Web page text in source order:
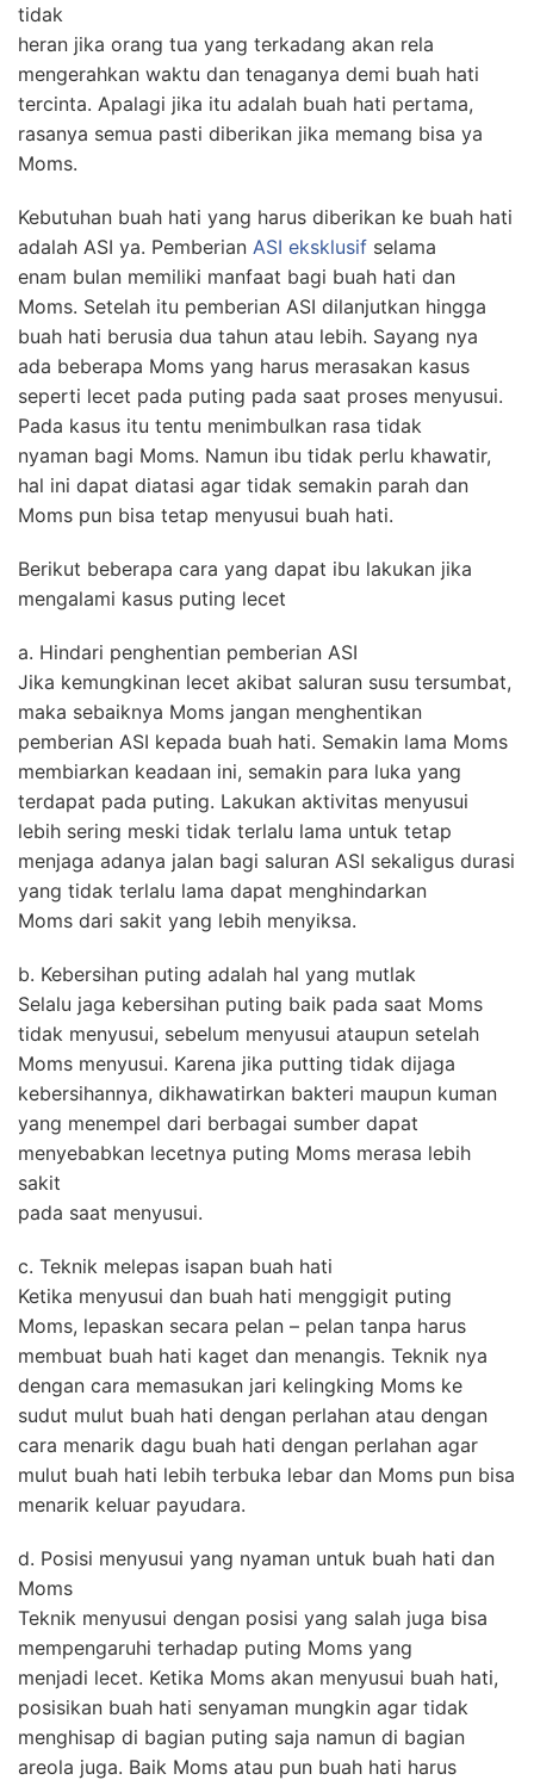
tidak
heran jika orang tua yang terkadang akan rela
mengerahkan waktu dan tenaganya demi buah hati
tercinta. Apalagi jika itu adalah buah hati pertama,
rasanya semua pasti diberikan jika memang bisa ya
Moms.
Kebutuhan buah hati yang harus diberikan ke buah hati
adalah ASI ya. Pemberian ASI eksklusif selama
enam bulan memiliki manfaat bagi buah hati dan
Moms. Setelah itu pemberian ASI dilanjutkan hingga
buah hati berusia dua tahun atau lebih. Sayang nya
ada beberapa Moms yang harus merasakan kasus
seperti lecet pada puting pada saat proses menyusui.
Pada kasus itu tentu menimbulkan rasa tidak
nyaman bagi Moms. Namun ibu tidak perlu khawatir,
hal ini dapat diatasi agar tidak semakin parah dan
Moms pun bisa tetap menyusui buah hati.
Berikut beberapa cara yang dapat ibu lakukan jika
mengalami kasus puting lecet
a. Hindari penghentian pemberian ASI
Jika kemungkinan lecet akibat saluran susu tersumbat,
maka sebaiknya Moms jangan menghentikan
pemberian ASI kepada buah hati. Semakin lama Moms
membiarkan keadaan ini, semakin para luka yang
terdapat pada puting. Lakukan aktivitas menyusui
lebih sering meski tidak terlalu lama untuk tetap
menjaga adanya jalan bagi saluran ASI sekaligus durasi
yang tidak terlalu lama dapat menghindarkan
Moms dari sakit yang lebih menyiksa.
b. Kebersihan puting adalah hal yang mutlak
Selalu jaga kebersihan puting baik pada saat Moms
tidak menyusui, sebelum menyusui ataupun setelah
Moms menyusui. Karena jika putting tidak dijaga
kebersihannya, dikhawatirkan bakteri maupun kuman
yang menempel dari berbagai sumber dapat
menyebabkan lecetnya puting Moms merasa lebih
sakit
pada saat menyusui.
c. Teknik melepas isapan buah hati
Ketika menyusui dan buah hati menggigit puting
Moms, lepaskan secara pelan – pelan tanpa harus
membuat buah hati kaget dan menangis. Teknik nya
dengan cara memasukan jari kelingking Moms ke
sudut mulut buah hati dengan perlahan atau dengan
cara menarik dagu buah hati dengan perlahan agar
mulut buah hati lebih terbuka lebar dan Moms pun bisa
menarik keluar payudara.
d. Posisi menyusui yang nyaman untuk buah hati dan
Moms
Teknik menyusui dengan posisi yang salah juga bisa
mempengaruhi terhadap puting Moms yang
menjadi lecet. Ketika Moms akan menyusui buah hati,
posisikan buah hati senyaman mungkin agar tidak
menghisap di bagian puting saja namun di bagian
areola juga. Baik Moms atau pun buah hati harus